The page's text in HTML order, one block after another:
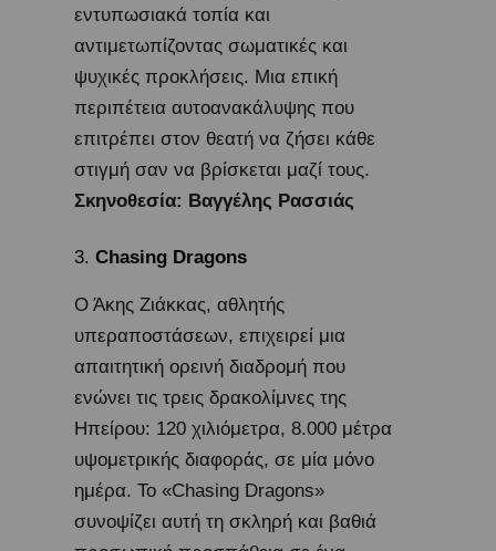
εντυπωσιακά τοπία και
αντιμετωπίζοντας σωματικές και
ψυχικές προκλήσεις. Μια επική
περιπέτεια αυτοανακάλυψης που
επιτρέπει στον θεατή να ζήσει κάθε
στιγμή σαν να βρίσκεται μαζί τους.
Σκηνοθεσία: Βαγγέλης Ρασσιάς
Chasing Dragons
Ο Άκης Ζιάκκας, αθλητής
υπεραποστάσεων, επιχειρεί μια
απαιτητική ορεινή διαδρομή που
ενώνει τις τρεις δρακολίμνες της
Ηπείρου: 120 χιλιόμετρα, 8.000 μέτρα
υψομετρικής διαφοράς, σε μία μόνο
ημέρα. Το «Chasing Dragons»
συνοψίζει αυτή τη σκληρή και βαθιά